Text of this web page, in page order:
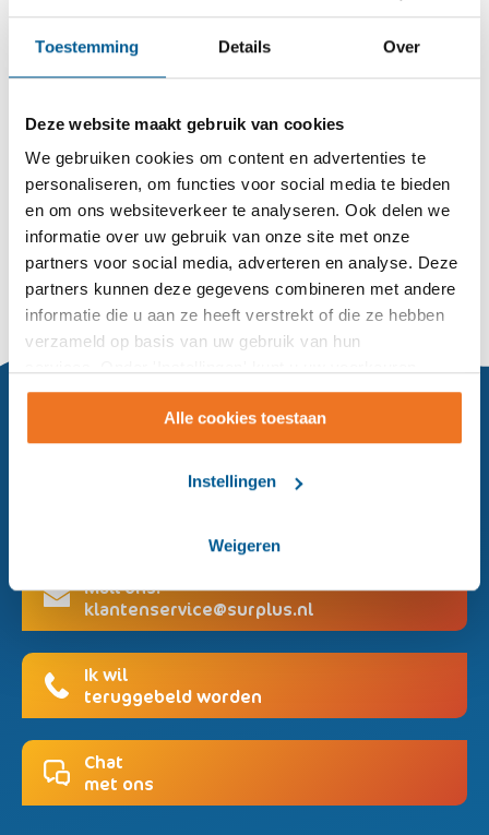
Toestemming Details Over
Deze website maakt gebruik van cookies
We gebruiken cookies om content en advertenties te
personaliseren, om functies voor social media te bieden
en om ons websiteverkeer te analyseren. Ook delen we
informatie over uw gebruik van onze site met onze
partners voor social media, adverteren en analyse. Deze
partners kunnen deze gegevens combineren met andere
informatie die u aan ze heeft verstrekt of die ze hebben
verzameld op basis van uw gebruik van hun
wijzigen.
Alle cookies toestaan
Instellingen
Weigeren
buurten. We werken aan buurten waar mensen elkaar
kennen, helpen en zich thuis voelen. Waar
Bericht delen:
Hoe mogen wij u van dienst zijn?
Mail ons:
klantenservice@surplus.nl
Ik wil
teruggebeld worden
Chat
met ons